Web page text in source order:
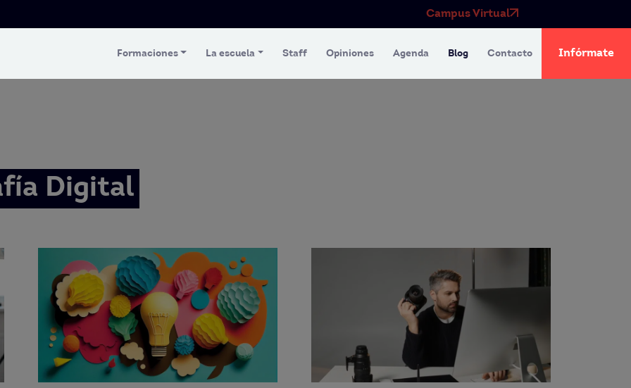
Campus Virtual
Formaciones La escuela Staff Opiniones Agenda Blog Contacto Infórmate
Digital